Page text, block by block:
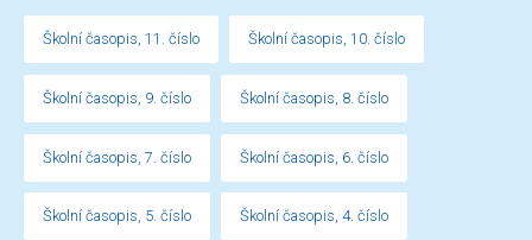
Školní časopis, 11. číslo Školní časopis, 10. číslo
Školní časopis, 9. číslo Školní časopis, 8. číslo
Školní časopis, 7. číslo Školní časopis, 6. číslo
Školní časopis, 5. číslo Školní časopis, 4. číslo